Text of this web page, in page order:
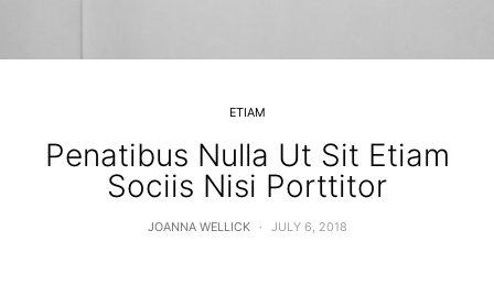
ETIAM
Penatibus Nulla Ut Sit Etiam
Sociis Nisi Porttitor
JOANNA WELLICK JULY 6, 2018